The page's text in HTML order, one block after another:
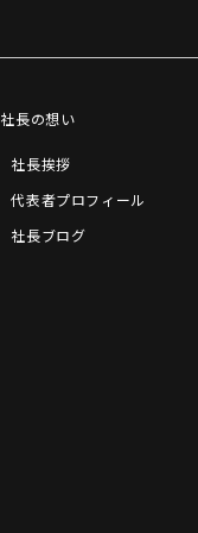
社長の想い
社長挨拶
代表者プロフィール
社長ブログ